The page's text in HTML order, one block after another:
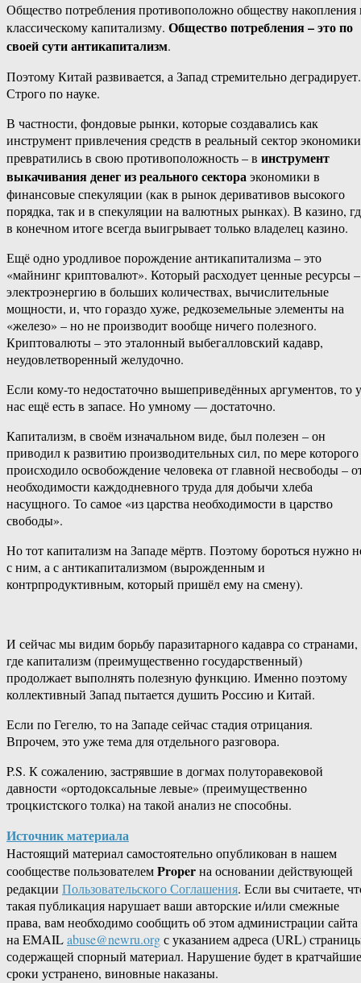
Общество потребления противоположно обществу накопления
классическому капитализму. Общество потребления – это по
своей сути антикапитализм.
Поэтому Китай развивается, а Запад стремительно деградирует.
Строго по науке.
В частности, фондовые рынки, которые создавались как
инструмент привлечения средств в реальный сектор
превратились в свою противоположность – в инструмент
выкачивания денег из реального сектораэкономики в
финансовые спекуляции (как в рынок деривативов высокого
порядка, так и в спекуляции на валютных рынках). В казино,
в конечном итоге всегда выигрывает только владелец казино.
Ещё одно уродливое порождение антикапитализма – это
«майнинг криптовалют». Который расходует ценные ресурсы –
электроэнергию в больших количествах, вычислительные
мощности, и, что гораздо хуже, редкоземельные элементы на
«железо» – но не производит вообще ничего полезного.
Криптовалюты – это эталонный выбегалловский кадавр,
неудовлетворенный желудочно.
Если кому-то недостаточно вышеприведённых аргументов, то у
нас ещё есть в запасе. Но умному — достаточно.
Капитализм, в своём изначальном виде, был полезен – он
приводил к развитию производительных сил, по мере которого
происходило освобождение человека от главной несвободы –
необходимости каждодневного труда для добычи хлеба
насущного. То самое «из царства необходимости в царство
свободы».
Но тот капитализм на Западе мёртв. Поэтому бороться нужно
с ним, а с антикапитализмом (вырожденным и
контрпродуктивным, который пришёл ему на смену).
И сейчас мы видим борьбу паразитарного кадавра со странами,
где капитализм (преимущественно государственный)
продолжает выполнять полезную функцию. Именно поэтому
коллективный Запад пытается душить Россию и Китай.
Если по Гегелю, то на Западе сейчас стадия отрицания.
Впрочем, это уже тема для отдельного разговора.
P.S. К сожалению, застрявшие в догмах полуторавековой
давности «ортодоксальные левые» (преимущественно
троцкистского толка) на такой анализ не способны.
Источник материала
Настоящий материал самостоятельно опубликован в нашем
сообществе пользователемProperна основании действующей
редакции Пользовательского Соглашения. Если вы считаете,
такая публикация нарушает ваши авторские и/или смежные
права, вам необходимо сообщить об этом администрации сайта
на EMAILabuse@newru.orgс указанием адреса (URL)
содержащей спорный материал. Нарушение будет в кратчайшие
сроки устранено, виновные наказаны.